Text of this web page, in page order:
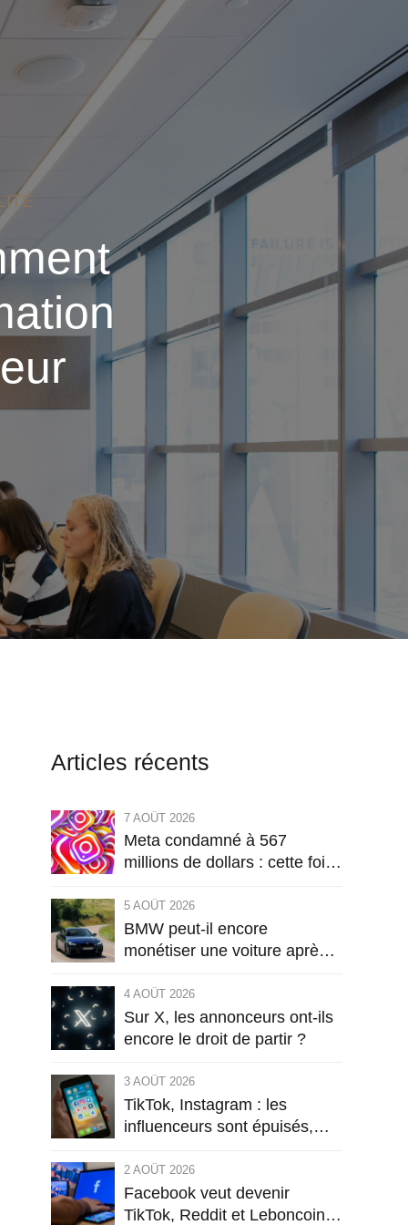
Articles récents
7 AOÛT 2026
Meta condamné à 567
millions de dollars : cette fois,
même d’Instagram
5 AOÛT 2026
BMW peut-il encore
monétiser une voiture après
4 AOÛT 2026
Sur X, les annonceurs ont-ils
encore le droit de partir ?
3 AOÛT 2026
TikTok, Instagram : les
influenceurs sont épuisés,
aussi
2 AOÛT 2026
Facebook veut devenir
TikTok, Reddit et Leboncoin :